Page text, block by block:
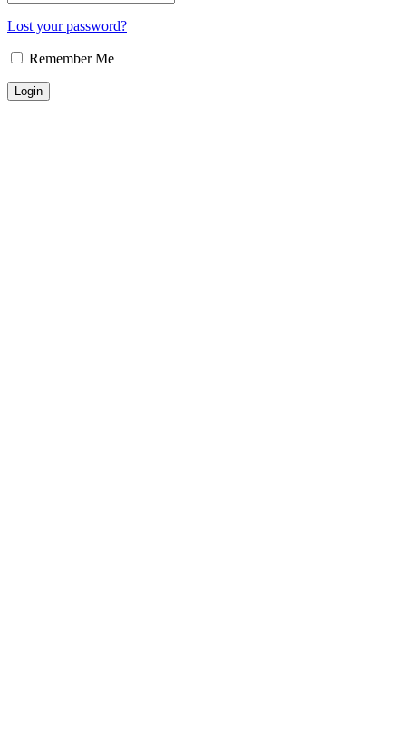
Lost your password?
Remember Me